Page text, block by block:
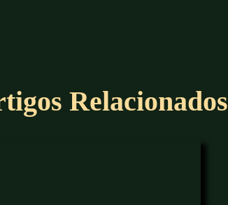
Relacionados